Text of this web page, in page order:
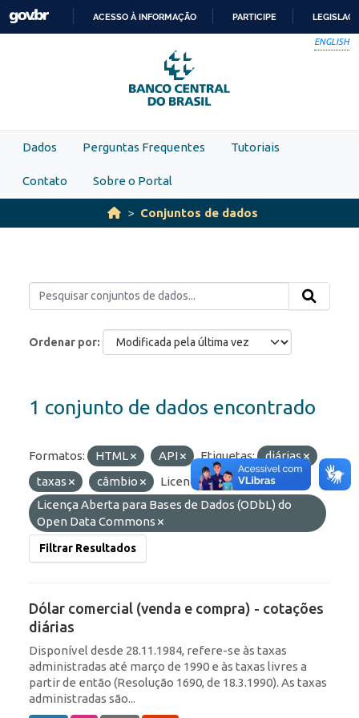
Skip to main content
PARA
O
CONTEÚDO
ACESSO À INFORMAÇÃO PARTICIPE
ENGLISH
Dados Perguntas Frequentes Tutoriais
Contato Sobre o Portal
Conjuntos de dados
Ordenar por
1 conjunto de dados encontrado
Formatos: HTML API Etiquetas:
diárias
taxas
câmbio
Licenças:
Licença Aberta para Bases de Dados (ODbL) do
Open Data Commons
Filtrar Resultados
Dólar comercial (venda e compra) - cotações
diárias
Disponível desde 28.11.1984, refere-se às taxas
administradas até março de 1990 e às taxas livres a
partir de então (Resolução 1690, de 18.3.1990). As taxas
administradas são...